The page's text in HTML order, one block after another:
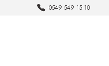
0549 549 15 10